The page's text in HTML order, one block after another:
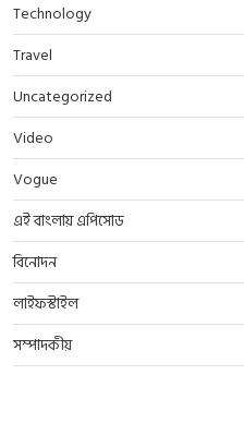
Technology
Travel
Uncategorized
Video
Vogue
এই বাংলায় এপিসোড
বিনোদন
লাইফস্টাইল
সম্পাদকীয়